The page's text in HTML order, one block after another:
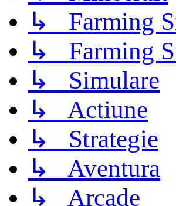
↳ Farming
↳ Farming
↳ Simulare
↳ Actiune
↳ Strategie
↳ Aventura
↳ Arcade